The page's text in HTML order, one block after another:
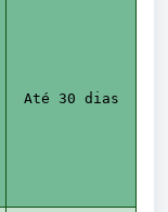
Até 30 dias